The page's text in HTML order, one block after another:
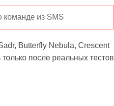
команде из SMS
Butterfly Nebula, Crescent
после реальных тестов